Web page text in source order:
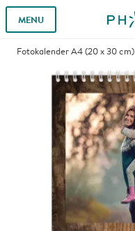
MENU
Fotokalender A4 (20 x 30 cm)